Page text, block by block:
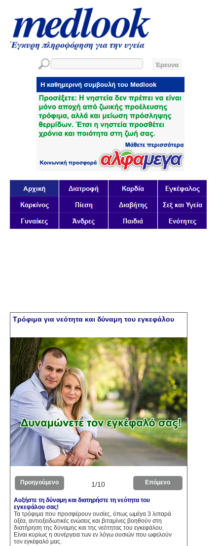
Τρόφιμα για νεότητα και δύναμη του εγκεφάλου
Προηγούμενο 1/10 Επόμενο
Αυξήστε τη δύναμη και διατηρήστε τη νεότητα του
εγκεφάλου σας!
Τα τρόφιμα που προσφέρουν ουσίες, όπως ωμέγα 3 λιπαρά
οξέα, αντιοξειδωτικές ενώσεις και βιταμίνες βοηθούν στη
διατήρηση της δύναμης και της νεότητας του εγκεφάλου.
Είναι κυρίως η συνέργεια των εν λόγω ουσιών που ωφελούν
τον εγκέφαλό μας.